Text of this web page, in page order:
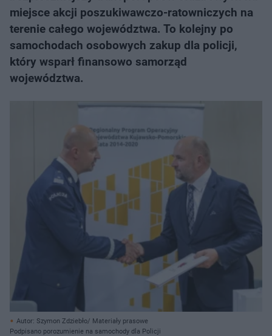
miejsce akcji poszukiwawczo-ratowniczych na
terenie całego województwa. To kolejny po
samochodach osobowych zakup dla policji,
który wsparł finansowo samorząd
województwa.
Autor: Szymon Zdziebło/ Materiały prasowe
Podpisano porozumienie na samochody dla Policji